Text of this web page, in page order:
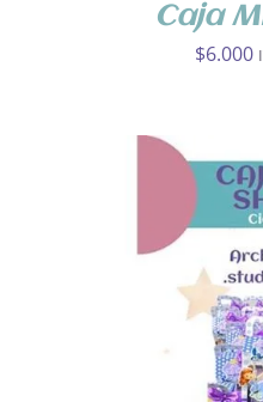
Caja
$6.000
AÑADIR